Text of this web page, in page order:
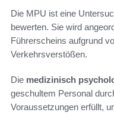
Die MPU ist eine
bewerten. Sie wird
Führerscheins aufgrund
Verkehrsverstößen.
Die medizinisch
geschultem Personal
Voraussetzungen erfüllt,